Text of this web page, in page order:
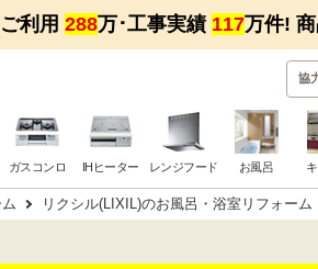
ご利用 288万･工事実績 117万件!
協
ガスコンロ IHヒーター レンジフード お風呂
リクシル(LIXIL)のお風呂・浴室リフォーム